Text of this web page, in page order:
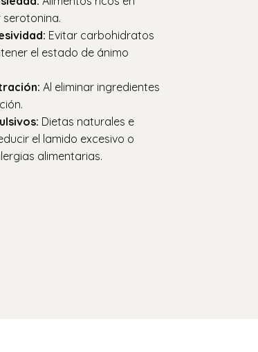
Evitar carbohidratos
el estado de ánimo
Al eliminar ingredientes
Dietas naturales e
el lamido excesivo o
alimentarias.